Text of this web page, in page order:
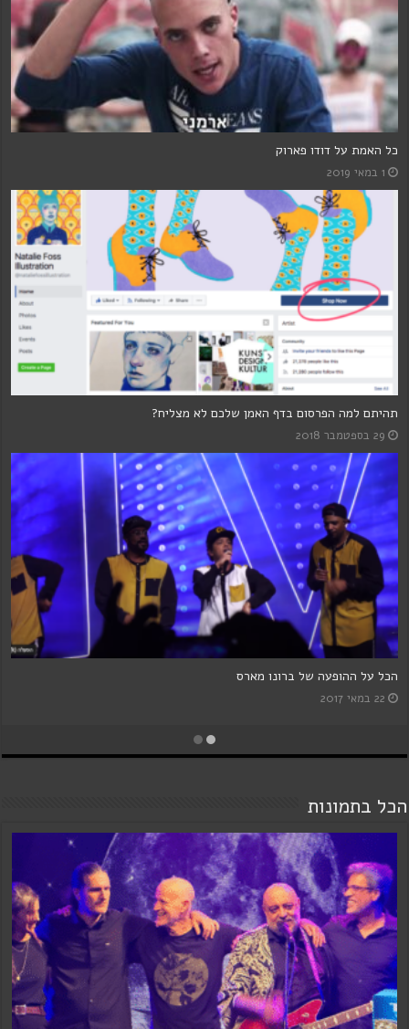
אנדרטה בתנועה – בנשימה עצורה
8 באוגוסט 2024
על תרבות המחיקה והקשר בין יוצר ליצירה
6 ביולי 2024
רותם נחמני מקשקשת אותנו בבטן
28 ביולי 2021
הכל בתמונות